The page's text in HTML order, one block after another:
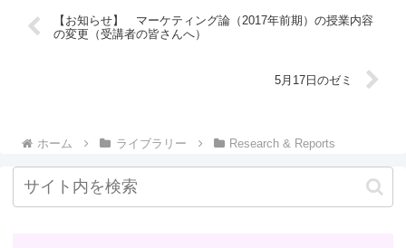
【お知らせ】 マーケティング論（2017年前期）の授業内容
の変更（受講者の皆さんへ）
5月17日のゼミ
ホーム ライブラリー Research & Reports